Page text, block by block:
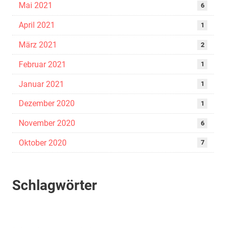
Mai 2021 6
April 2021 1
März 2021 2
Februar 2021 1
Januar 2021 1
Dezember 2020 1
November 2020 6
Oktober 2020 7
Schlagwörter